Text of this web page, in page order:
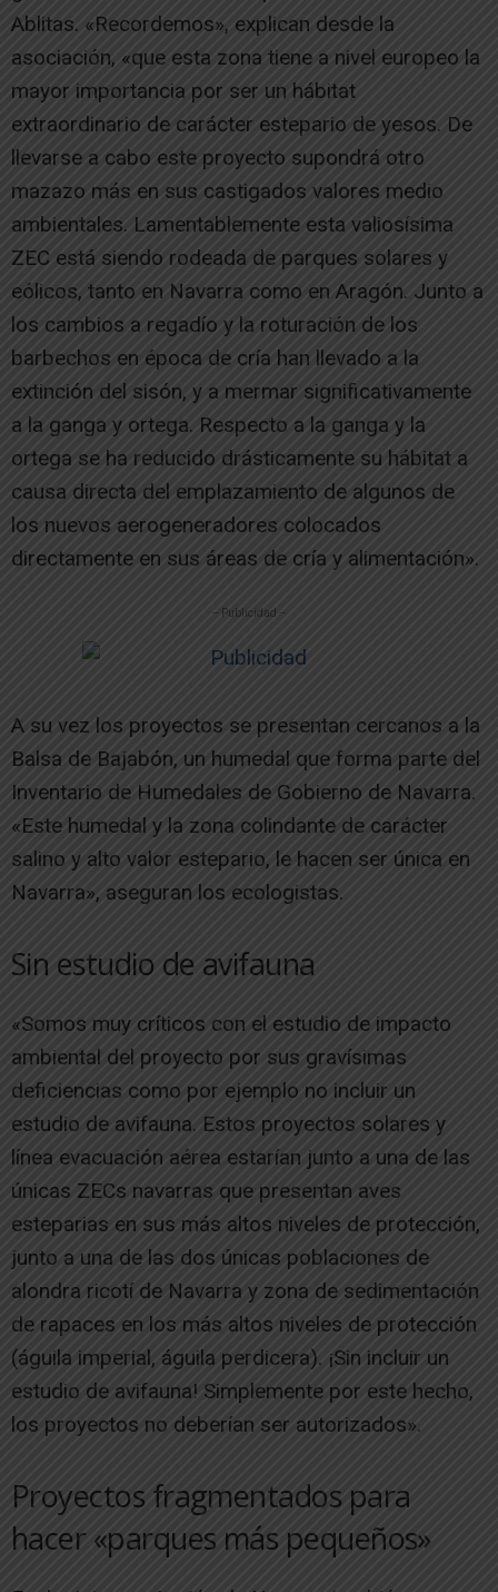
Ablitas. «Recordemos», explican desde la
asociación, «que esta zona tiene a nivel europeo la
mayor importancia por ser un hábitat
extraordinario de carácter estepario de yesos. De
llevarse a cabo este proyecto supondrá otro
mazazo más en sus castigados valores medio
ambientales. Lamentablemente esta valiosísima
ZEC está siendo rodeada de parques solares y
eólicos, tanto en Navarra como en Aragón. Junto a
los cambios a regadío y la roturación de los
barbechos en época de cría han llevado a la
extinción del sisón, y a mermar significativamente
a la ganga y ortega. Respecto a la ganga y la
ortega se ha reducido drásticamente su hábitat a
causa directa del emplazamiento de algunos de
los nuevos aerogeneradores colocados
directamente en sus áreas de cría y alimentación».
-- Publicidad --
A su vez los proyectos se presentan cercanos a la
Balsa de Bajabón, un humedal que forma parte del
Inventario de Humedales de Gobierno de Navarra.
«Este humedal y la zona colindante de carácter
salino y alto valor estepario, le hacen ser única en
Navarra», aseguran los ecologistas.
Sin estudio de avifauna
«Somos muy críticos con el estudio de impacto
ambiental del proyecto por sus gravísimas
deficiencias como por ejemplo no incluir un
estudio de avifauna. Estos proyectos solares y
línea evacuación aérea estarían junto a una de las
únicas ZECs navarras que presentan aves
esteparias en sus más altos niveles de protección,
junto a una de las dos únicas poblaciones de
alondra ricotí de Navarra y zona de sedimentación
de rapaces en los más altos niveles de protección
(águila imperial, águila perdicera). ¡Sin incluir un
estudio de avifauna! Simplemente por este hecho,
los proyectos no deberían ser autorizados».
Proyectos fragmentados para
hacer «parques más pequeños»